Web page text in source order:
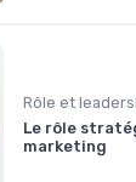
Le rôle
marketing